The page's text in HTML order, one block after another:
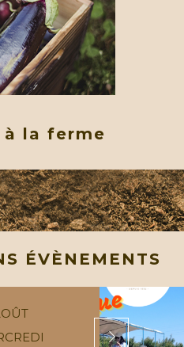
la ferme
ÉVÈNEMENTS